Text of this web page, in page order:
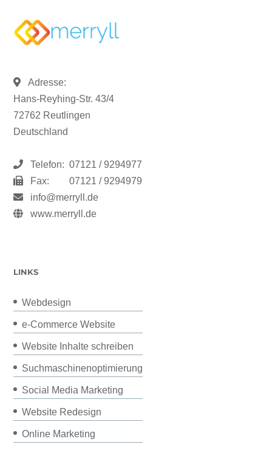
Adresse:
Hans-Reyhing-Str. 43/4
72762 Reutlingen
Deutschland
Telefon: 07121 / 9294977
Fax:
07121 / 9294979
info@merryll.de
www.merryll.de
LINKS
Webdesign
e-Commerce Website
Website Inhalte schreiben
Suchmaschinenoptimierung
Social Media Marketing
Website Redesign
Online Marketing